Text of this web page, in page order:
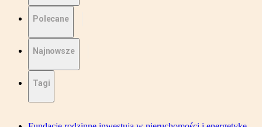
Polecane
Najnowsze
Tagi